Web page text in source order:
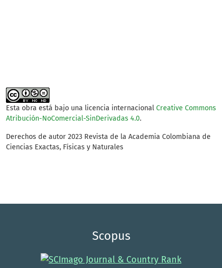
Esta obra está bajo una licencia internacional Creative Commons
Atribución-NoComercial-SinDerivadas 4.0.
Derechos de autor 2023 Revista de la Academia Colombiana de
Ciencias Exactas, Físicas y Naturales
Scopus